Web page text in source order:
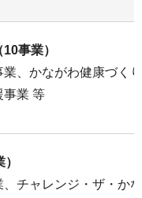
事業）
、かながわ健康づく
事業 等
チャレンジ・ザ・か